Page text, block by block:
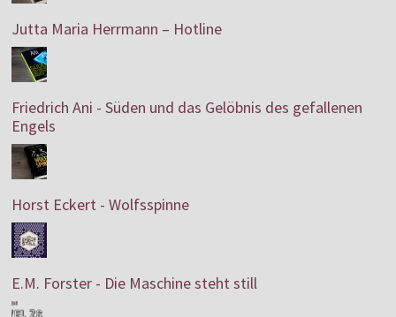
Jutta Maria Herrmann – Hotline
Friedrich Ani - Süden und das Gelöbnis des gefallenen
Engels
Horst Eckert - Wolfsspinne
E.M. Forster - Die Maschine steht still